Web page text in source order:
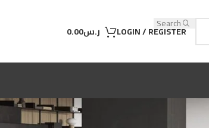
Search
LOGIN / REGISTER ر.س0.00